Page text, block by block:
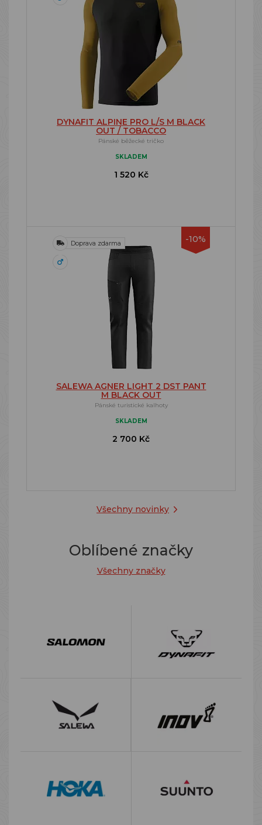
Všechny novinky
DYNAFIT ALPINE PRO L/S M BLACK
OUT / TOBACCO
Pánské běžecké tričko
SKLADEM
1 520 Kč
-10%
Doprava zdarma
SALEWA AGNER LIGHT 2 DST PANT
M BLACK OUT
Pánské turistické kalhoty
SKLADEM
2 700 Kč
Oblíbené značky
Všechny značky